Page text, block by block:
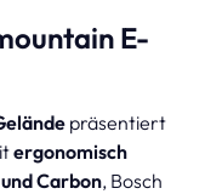
E-
präsentiert
ergonomisch
Carbon, Bosch